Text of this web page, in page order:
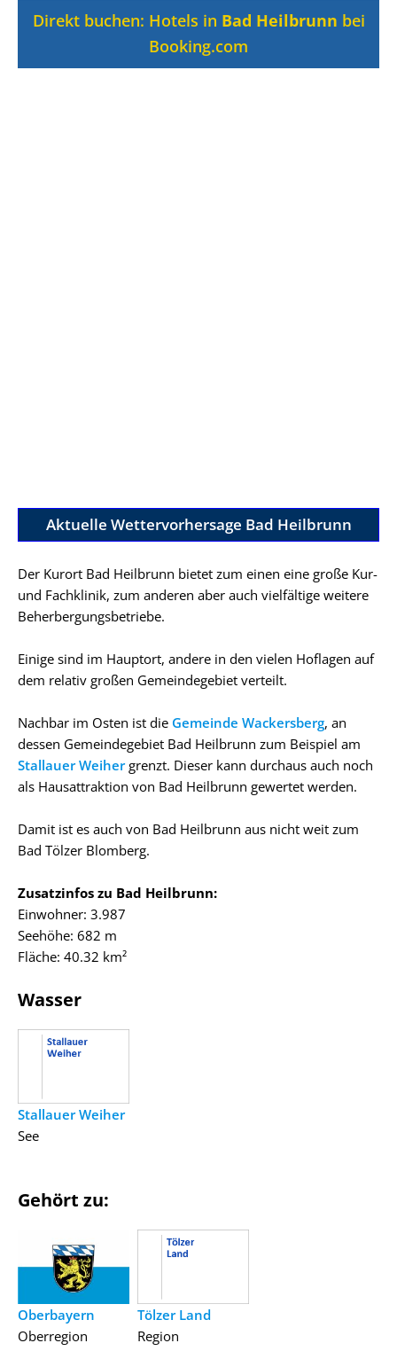
Direkt buchen: Hotels in Bad Heilbrunn bei
Booking.com
Aktuelle Wettervorhersage Bad Heilbrunn
Der Kurort Bad Heilbrunn bietet zum einen eine große Kur-
und Fachklinik, zum anderen aber auch vielfältige weitere
Beherbergungsbetriebe.
Einige sind im Hauptort, andere in den vielen Hoflagen auf
dem relativ großen Gemeindegebiet verteilt.
Nachbar im Osten ist die Gemeinde Wackersberg, an
dessen Gemeindegebiet Bad Heilbrunn zum Beispiel am
Stallauer Weihergrenzt. Dieser kann durchaus auch noch
als Hausattraktion von Bad Heilbrunn gewertet werden.
Damit ist es auch von Bad Heilbrunn aus nicht weit zum
Bad Tölzer Blomberg.
Zusatzinfos zu Bad Heilbrunn:
Einwohner: 3.987
Seehöhe: 682 m
Fläche: 40.32 km²
Wasser
Stallauer Weiher
See
Gehört zu:
Oberbayern
Oberregion
Tölzer Land
Region